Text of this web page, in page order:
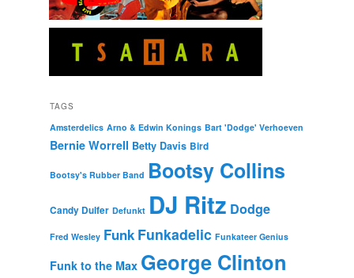
TAGS
Amsterdelics Arno & Edwin Konings Bart 'Dodge' Verhoeven
Bernie Worrell Betty Davis Bird
Bootsy's Rubber Band Bootsy Collins
Candy Dulfer Defunkt DJ Ritz Dodge
Fred Wesley Funk Funkadelic Funkateer Genius
Funk to the Max George Clinton